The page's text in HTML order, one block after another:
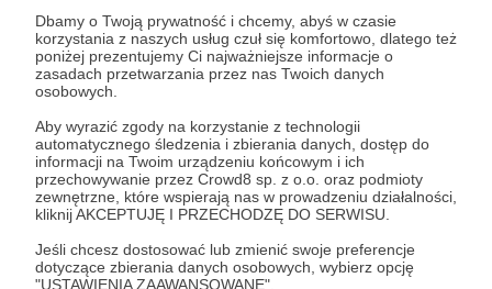
Dbamy o Twoją prywatność i chcemy, abyś w czasie
korzystania z naszych usług czuł się komfortowo, dlatego też
poniżej prezentujemy Ci najważniejsze informacje o
zasadach przetwarzania przez nas Twoich danych
osobowych.
Aby wyrazić zgody na korzystanie z technologii
automatycznego śledzenia i zbierania danych, dostęp do
informacji na Twoim urządzeniu końcowym i ich
przechowywanie przez Crowd8 sp. z o.o. oraz podmioty
zewnętrzne, które wspierają nas w prowadzeniu działalności,
kliknij AKCEPTUJĘ I PRZECHODZĘ DO SERWISU.
Jeśli chcesz dostosować lub zmienić swoje preferencje
dotyczące zbierania danych osobowych, wybierz opcję
"USTAWIENIA ZAAWANSOWANE".
jest po przekazaniu podpisanego formularza "Zgodna na
założenie konta przez osobę niepełnoletnią", formularz
dostępny jest na stronie regulaminu Patronite.pl.
* Zapoznałem się i akceptujęRegulaminserwisu oraz